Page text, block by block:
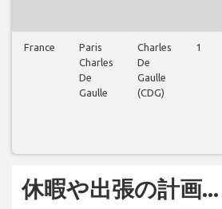
France
Paris
Charles
De
Gaulle
Charles
De
Gaulle
(CDG)
1
休暇や出張の計画...